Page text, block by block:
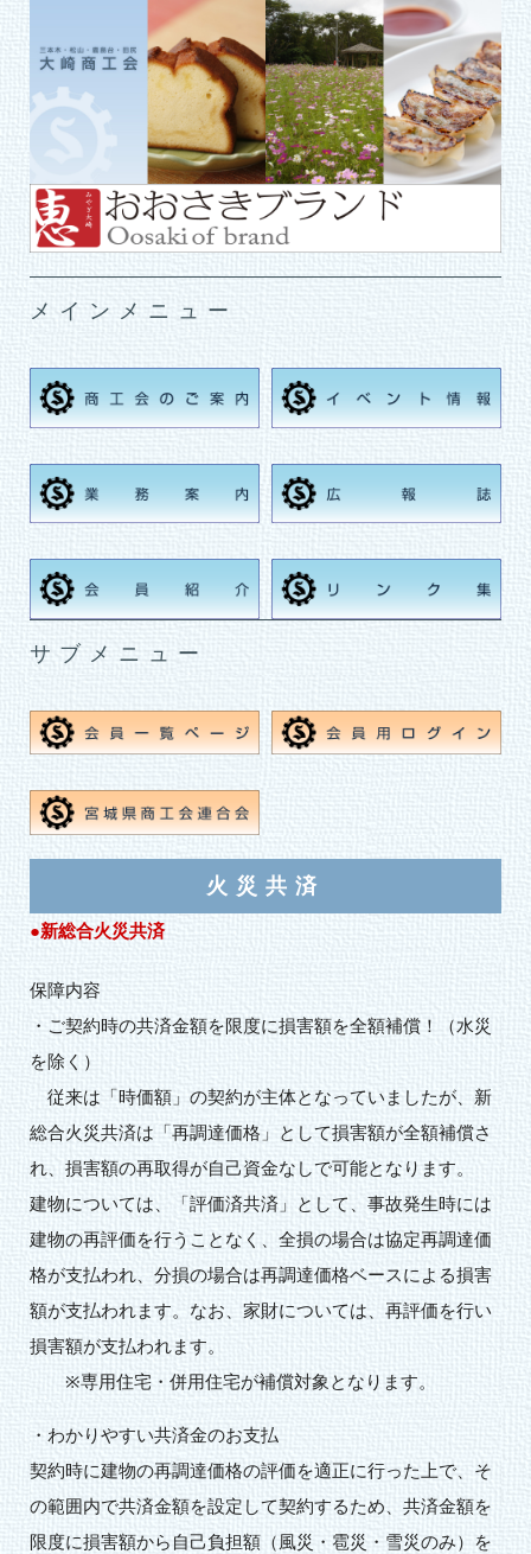
メインメニュー
サブメニュー
火災共済
●新総合火災共済
保障内容
・ご契約時の共済金額を限度に損害額を全額補償！（水災
を除く）
従来は「時価額」の契約が主体となっていましたが、新
総合火災共済は「再調達価格」として損害額が全額補償さ
れ、損害額の再取得が自己資金なしで可能となります。
建物については、「評価済共済」として、事故発生時には
建物の再評価を行うことなく、全損の場合は協定再調達価
格が支払われ、分損の場合は再調達価格ベースによる損害
額が支払われます。なお、家財については、再評価を行い
損害額が支払われます。
※専用住宅・併用住宅が補償対象となります。
・わかりやすい共済金のお支払
契約時に建物の再調達価格の評価を適正に行った上で、そ
の範囲内で共済金額を設定して契約するため、共済金額を
限度に損害額から自己負担額（風災・雹災・雪災のみ）を